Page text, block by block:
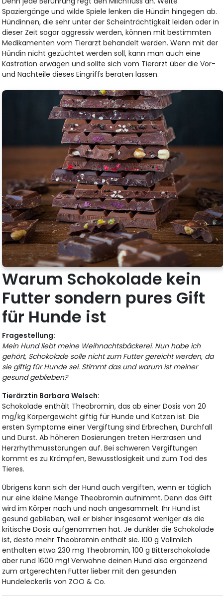
Spaziergänge und wilde Spiele lenken die Hündin hingegen ab.
Hündinnen, die sehr unter der Scheinträchtigkeit leiden oder in
dieser Zeit sogar aggressiv werden, können mit bestimmten
Medikamenten vom Tierarzt behandelt werden. Wenn mit der
Hündin nicht gezüchtet werden soll, kann man auch eine
Kastration erwägen und sollte sich vom Tierarzt über die Vor-
und Nachteile dieses Eingriffs beraten lassen.
Warum Schokolade kein
Futter sondern pures Gift
für Hunde ist
Fragestellung:
Mein Hund liebt meine Weihnachtsbäckerei. Nun habe ich
gehört, Schokolade solle nicht zum Futter gereicht werden, da
sie giftig für Hunde sei. Stimmt das und warum ist meiner
gesund geblieben?
Tierärztin Barbara Welsch:
Schokolade enthält Theobromin, das ab einer Dosis von 20
mg/kg Körpergewicht giftig für Hunde und Katzen ist. Die
ersten Symptome einer Vergiftung sind Erbrechen, Durchfall
und Durst. Ab höheren Dosierungen treten Herzrasen und
Herzrhythmusstörungen auf. Bei schweren Vergiftungen
kommt es zu Krämpfen, Bewusstlosigkeit und zum Tod des
Tieres.
Übrigens kann sich der Hund auch vergiften, wenn er täglich
nur eine kleine Menge Theobromin aufnimmt. Denn das Gift
wird im Körper nach und nach angesammelt. Ihr Hund ist
gesund geblieben, weil er bisher insgesamt weniger als die
kritische Dosis aufgenommen hat. Je dunkler die Schokolade
ist, desto mehr Theobromin enthält sie. 100 g Vollmilch
enthalten etwa 230 mg Theobromin, 100 g Bitterschokolade
aber rund 1600 mg! Verwöhne deinen Hund also ergänzend
zum artgerechten Futter lieber mit den gesunden
Hundeleckerlis von ZOO & Co.